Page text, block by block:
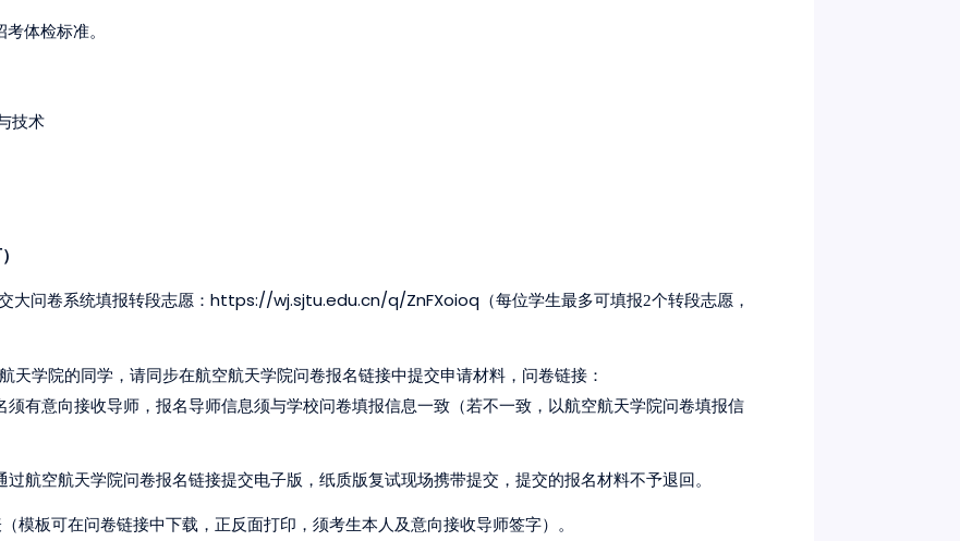
体检标准。
技术
大问卷系统填报转段志愿： https://wj.sjtu.edu.cn/q/ZnFXoioq （每位学生最多可填报2个转段志愿，
天学院的同学，请同步在航空航天学院问卷报名链接中提交申请材料，问卷链接：
须有意向接收导师，报名导师信息须与学校问卷填报信息一致（若不一致，以航空航天学院问卷填报信
过航空航天学院问卷报名链接提交电子版，纸质版复试现场携带提交，提交的报名材料不予退回。
模板可在问卷链接中下载，正反面打印，须考生本人及意向接收导师签字）。